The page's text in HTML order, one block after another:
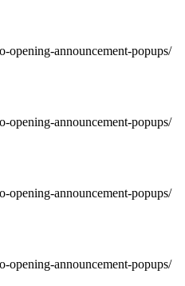
opening-announcement-popups/
opening-announcement-popups/
opening-announcement-popups/
opening-announcement-popups/